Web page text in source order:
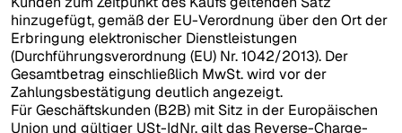
hinzugefügt, gemäß der EU-Verordnung über den Ort der
Erbringung elektronischer Dienstleistungen
(Durchführungsverordnung (EU) Nr. 1042/2013). Der
Gesamtbetrag einschließlich MwSt. wird vor der
Zahlungsbestätigung deutlich angezeigt.
Für Geschäftskunden (B2B) mit Sitz in der Europäischen
Union und gültiger USt-IdNr. gilt das Reverse-Charge-